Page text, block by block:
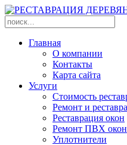
Главная
О компании
Контакты
Карта сайта
Услуги
Стоимость
Ремонт и
Реставрация окон
Ремонт ПВХ окон
Уплотнители